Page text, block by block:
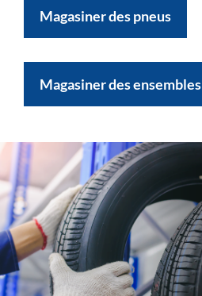
Magasiner des pneus
Magasiner des ensembles